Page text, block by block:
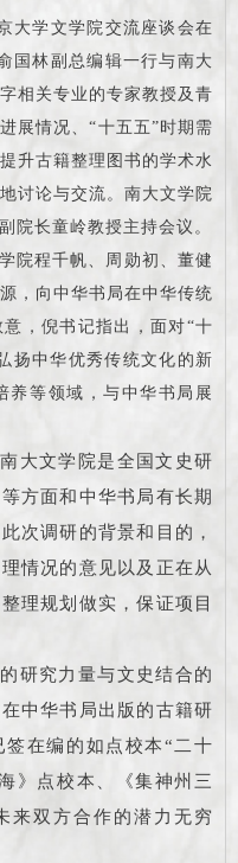
大学文学院交流座谈会在
国林副总编辑一行与南大
相关专业的专家教授及青
展情况、“十五五”时期需
升古籍整理图书的学术水
讨论与交流。南大文学院
院长童岭教授主持会议。
院程千帆、周勋初、董健
，向中华书局在中华传统
，倪书记指出，面对“十
扬中华优秀传统文化的新
养等领域，与中华书局展
大文学院是全国文史研
方面和中华书局有长期
次调研的背景和目的，
情况的意见以及正在从
理规划做实，保证项目
研究力量与文史结合的
中华书局出版的古籍研
在编的如点校本“二十
》点校本、《集神州三
来双方合作的潜力无穷